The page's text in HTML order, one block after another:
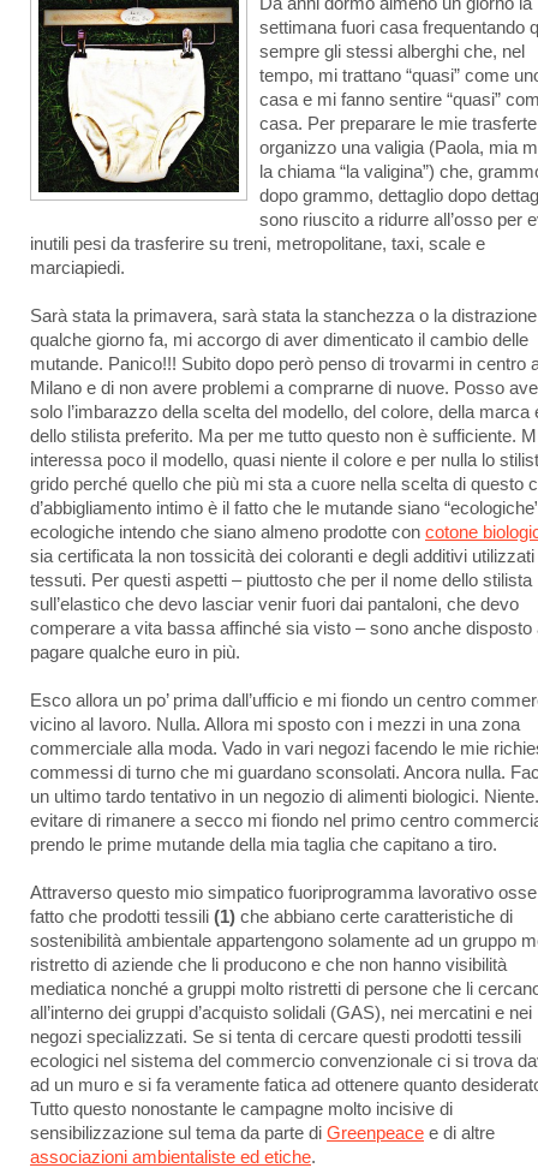
settimana fuori casa frequentando
sempre gli stessi alberghi che, nel
tempo, mi trattano “quasi” come
casa e mi fanno sentire “quasi”
casa. Per preparare le mie trasferte
organizzo una valigia (Paola, mia
la chiama “la valigina”) che,
dopo grammo, dettaglio dopo
sono riuscito a ridurre all’osso per
inutili pesi da trasferire su treni, metropolitane, taxi, scale e
marciapiedi.
Sarà stata la primavera, sarà stata la stanchezza o la
qualche giorno fa, mi accorgo di aver dimenticato il cambio delle
mutande. Panico!!! Subito dopo però penso di trovarmi in centro
Milano e di non avere problemi a comprarne di nuove. Posso
solo l’imbarazzo della scelta del modello, del colore, della marca
dello stilista preferito. Ma per me tutto questo non è sufficiente.
interessa poco il modello, quasi niente il colore e per nulla lo
grido perché quello che più mi sta a cuore nella scelta di questo
d’abbigliamento intimo è il fatto che le mutande siano
ecologiche intendo che siano almeno prodotte con cotone
sia certificata la non tossicità dei coloranti e degli additivi utilizzati
tessuti. Per questi aspetti – piuttosto che per il nome dello stilista
sull’elastico che devo lasciar venir fuori dai pantaloni, che devo
comperare a vita bassa affinché sia visto – sono anche disposto
pagare qualche euro in più.
Esco allora un po’ prima dall’ufficio e mi fiondo un centro
vicino al lavoro. Nulla. Allora mi sposto con i mezzi in una zona
commerciale alla moda. Vado in vari negozi facendo le mie
commessi di turno che mi guardano sconsolati. Ancora nulla.
un ultimo tardo tentativo in un negozio di alimenti biologici.
evitare di rimanere a secco mi fiondo nel primo centro
prendo le prime mutande della mia taglia che capitano a tiro.
Attraverso questo mio simpatico fuoriprogramma lavorativo
fatto che prodotti tessili (1) che abbiano certe caratteristiche di
sostenibilità ambientale appartengono solamente ad un gruppo
ristretto di aziende che li producono e che non hanno visibilità
mediatica nonché a gruppi molto ristretti di persone che li
all’interno dei gruppi d’acquisto solidali (GAS), nei mercatini e nei
negozi specializzati. Se si tenta di cercare questi prodotti tessili
ecologici nel sistema del commercio convenzionale ci si trova
ad un muro e si fa veramente fatica ad ottenere quanto
Tutto questo nonostante le campagne molto incisive di
sensibilizzazione sul tema da parte di Greenpeace e di altre
associazioni ambientaliste ed etiche.